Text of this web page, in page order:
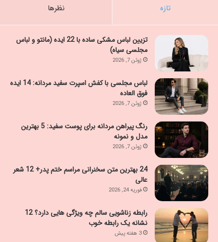
تازه نظرها
تزیین لباس مشکی ساده با 22 ایده (مانتو و لباس
مجلسی سیاه)
ژوئن 7, 2026
لباس مجلسی با کفش اسپرت سفید مردانه: 14 ایده
فوق العاده
ژوئن 7, 2026
رنگ پیراهن مردانه برای پوست سفید: 5 بهترین
مدل و نمونه
ژوئن 7, 2026
24 بهترین متن سخنرانی مراسم ختم پدر+ 12 شعر
عالی
فوریه 24, 2026
رابطه زناشویی سالم چه ویژگی هایی دارد؟ 12
نشانه یک رابطه خوب
3 هفته پیش